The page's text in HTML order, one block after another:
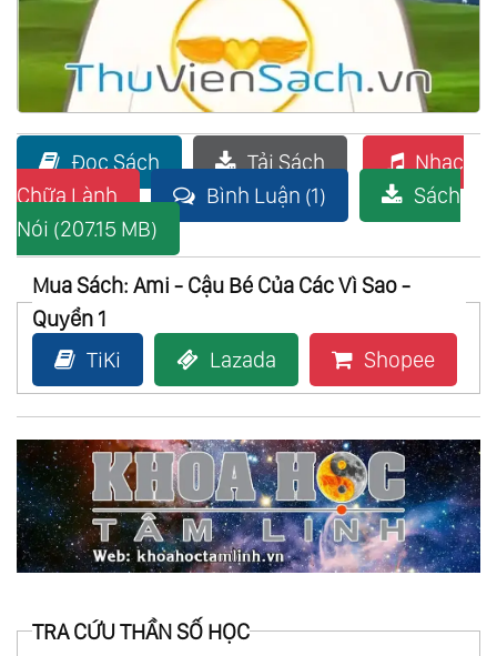
Đọc Sách Tải Sách
Nhạc
Chữa Lành
Bình Luận (1)
Sách
Nói (207.15 MB)
Mua Sách: Ami - Cậu Bé Của Các Vì Sao -
Quyển 1
TiKi
Lazada Shopee
TRA CỨU THẦN SỐ HỌC